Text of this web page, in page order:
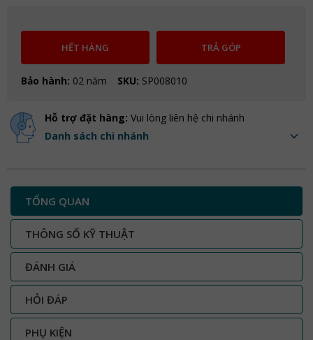
HẾT HÀNG TRẢ GÓP
Bảo hành: 02 năm SKU: SP008010
Hỗ trợ đặt hàng: Vui lòng liên hệ chi nhánh
Danh sách chi nhánh
TỔNG QUAN
THÔNG SỐ KỸ THUẬT
ĐÁNH GIÁ
HỎI ĐÁP
PHỤ KIỆN